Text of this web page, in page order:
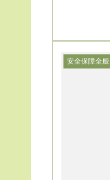
安全保障全般